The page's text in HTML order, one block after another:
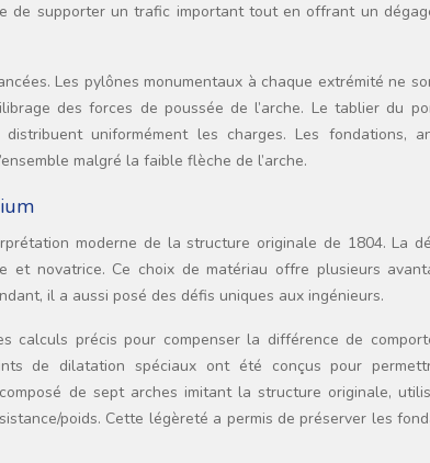
supporter un trafic important tout en offrant un
Les pylônes monumentaux à chaque extrémité ne
des forces de poussée de l’arche. Le tablier du
uniformément les charges. Les fondations,
malgré la faible flèche de l’arche.
moderne de la structure originale de 1804. La
et novatrice. Ce choix de matériau offre plusieurs
il a aussi posé des défis uniques aux ingénieurs.
précis pour compenser la différence de
de dilatation spéciaux ont été conçus pour
de sept arches imitant la structure originale,
poids. Cette légèreté a permis de préserver les